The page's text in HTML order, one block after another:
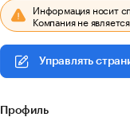
Информация носит
Компания не
Управлять
Профиль